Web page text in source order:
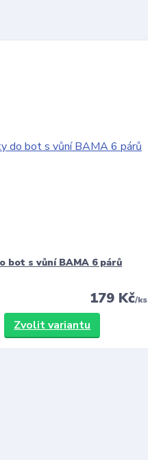
bot s vůní BAMA 6 párů
179 Kč/ks
Zvolit variantu